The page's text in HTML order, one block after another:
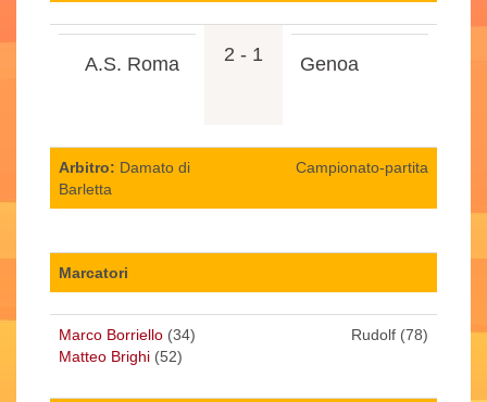
A.S. Roma 2 - 1 Genoa
Arbitro: Damato di
Barletta
Campionato-partita
Marcatori
Marco Borriello (34)
Matteo Brighi (52)
Rudolf (78)